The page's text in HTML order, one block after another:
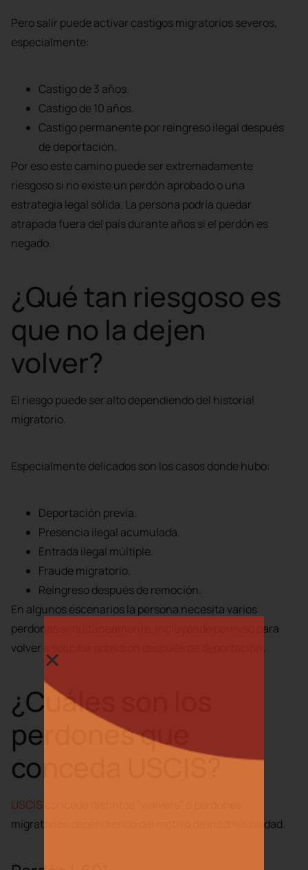
Pero salir puede activar castigos migratorios severos,
especialmente:
Castigo de 3 años.
Castigo de 10 años.
Castigo permanente por reingreso ilegal después
de deportación.
Por eso este camino puede ser extremadamente
riesgoso si no existe un perdón aprobado o una
estrategia legal sólida. La persona podría quedar
atrapada fuera del país durante años si el perdón es
negado.
¿Qué tan riesgoso es
que no la dejen
volver?
El riesgo puede ser alto dependiendo del historial
migratorio.
Especialmente delicados son los casos donde hubo:
Deportación previa.
Presencia ilegal acumulada.
Entrada ilegal múltiple.
Fraude migratorio.
Reingreso después de remoción.
En algunos escenarios la persona necesita varios
perdones simultáneamente, incluyendo permiso para
volver a solicitar admisión después de deportación.
¿Cuáles son los
perdones que
conceda USCIS?
USCIS
migratorios dependiendo del motivo de inadmisibilidad.